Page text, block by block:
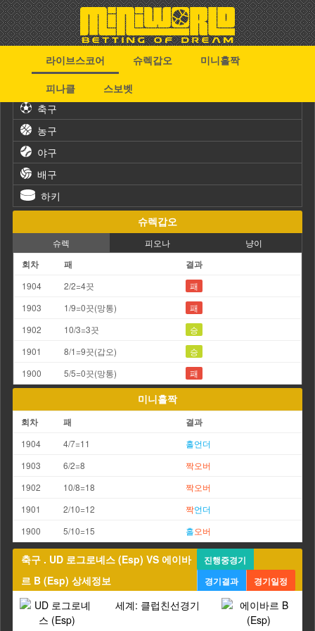
라이브스코어 슈렉갑오
미니홀짝
피나클
스보벳
축구
농구
야구
배구
하키
슈렉갑오
슈렉 피오나 냥이
회차 패 결과
1904 2/2=4끗
패
1903
1/9=0끗(망통)
패
1902
10/3=3끗
승
1901
8/1=9끗(갑오)
승
1900
5/5=0끗(망통) 패
미니홀짝
회차 패 결과
1904 4/7=11 홀언더
1903
6/2=8 짝오버
1902
10/8=18 짝오버
1901
2/10=12 짝언더
1900
5/10=15 홀오버
축구 . UD 로그로녜스 (Esp) VS 에이바
르 B (Esp) 상세정보
진행중경기
경기결과
경기일정
세계: 클럽친선경기